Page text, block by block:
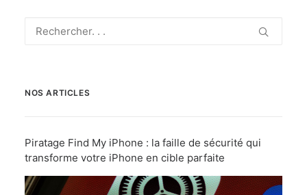
NOS ARTICLES
Piratage Find My iPhone : la faille de sécurité qui
transforme votre iPhone en cible parfaite